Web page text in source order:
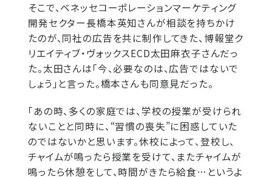
そこで、ベネッセコーポレーションマーケティング
開発セクター長橋本英知さんが相談を持ちかけ
たのが、同社の広告を共に制作してきた、博報堂ク
リエイティブ・ヴォックスECD太田麻衣子さんだっ
た。太田さんは「今、必要なのは、広告ではないで
しょう」と言った。橋本さんも同意見だった。
「あの時、多くの家庭では、学校の授業が受けられ
ないことと同時に、“習慣の喪失”に困惑していた
のではないかと思います。休校によって、登校し、
チャイムが鳴ったら授業を受けて、またチャイムが
鳴ったら休憩をして、時間がきたら給食…というよ